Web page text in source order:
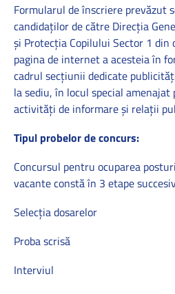
Formularul de înscriere prevăzut
candidaţilor de către Direcția
și Protecția Copilului Sector 1 din
pagina de internet a acesteia în
cadrul secţiunii dedicate
la sediu, în locul special
activităţi de informare şi relaţii
Tipul probelor de concurs:
Concursul pentru ocuparea
vacante constă în 3 etape
Selecţia dosarelor
Proba scrisă
Interviul